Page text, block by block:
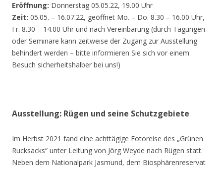
Eröffnung: Donnerstag 05.05.22, 19.00 Uhr
Zeit: 05.05. – 16.07.22, geöffnet Mo. – Do. 8.30 – 16.00 Uhr,
Fr. 8.30 – 14.00 Uhr und nach Vereinbarung (durch Tagungen
oder Seminare kann zeitweise der Zugang zur Ausstellung
behindert werden – bitte informieren Sie sich vor einem
Besuch sicherheitshalber bei uns!)
Ausstellung: Rügen und seine Schutzgebiete
Im Herbst 2021 fand eine achttägige Fotoreise des „Grünen
Rucksacks“ unter Leitung von Jörg Weyde nach Rügen statt.
Neben dem Nationalpark Jasmund, dem Biosphärenreservat